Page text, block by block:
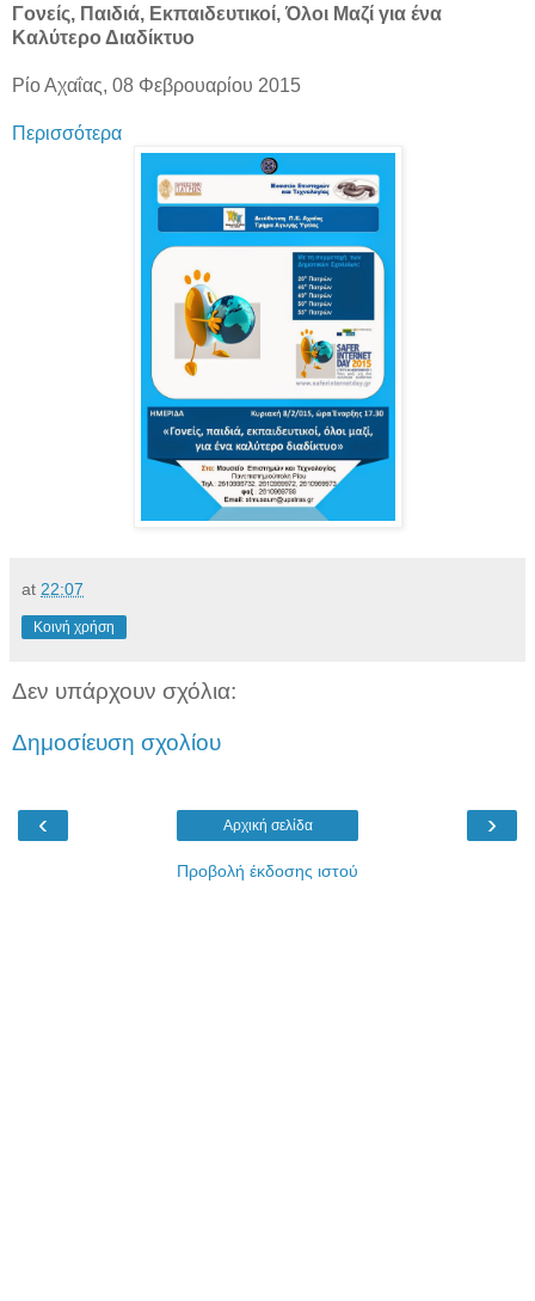
Γονείς, Παιδιά, Εκπαιδευτικοί, Όλοι Μαζί για ένα
Καλύτερο Διαδίκτυο
Ρίο Αχαΐας, 08 Φεβρουαρίου 2015
Περισσότερα
at 22:07
Κοινή χρήση
Δεν υπάρχουν σχόλια:
Δημοσίευση σχολίου
‹ ›
Αρχική σελίδα
Προβολή έκδοσης ιστού